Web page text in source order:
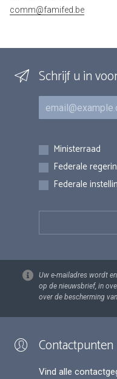
comm@famifed.be
Schrijf u in
E-mail
Inschrijvingen
Ministerraad
Federale
Federale
Uw e-mailadres wordt
op de nieuwsbrief, in
over de bescherming
Contactpunten
Vind alle